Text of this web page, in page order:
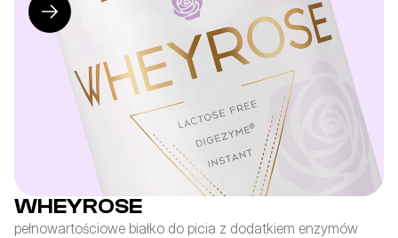
WHEYROSE
pełnowartościowe białko do picia z dodatkiem enzymów